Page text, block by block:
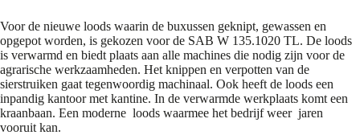
Voor de nieuwe loods waarin de buxussen geknipt, gewassen en
opgepot worden, is gekozen voor de SAB W 135.1020 TL. De loods
is verwarmd en biedt plaats aan alle machines die nodig zijn voor de
agrarische werkzaamheden. Het knippen en verpotten van de
sierstruiken gaat tegenwoordig machinaal. Ook heeft de loods een
inpandig kantoor met kantine. In de verwarmde werkplaats komt een
kraanbaan. Een moderne loods waarmee het bedrijf weer jaren
vooruit kan.